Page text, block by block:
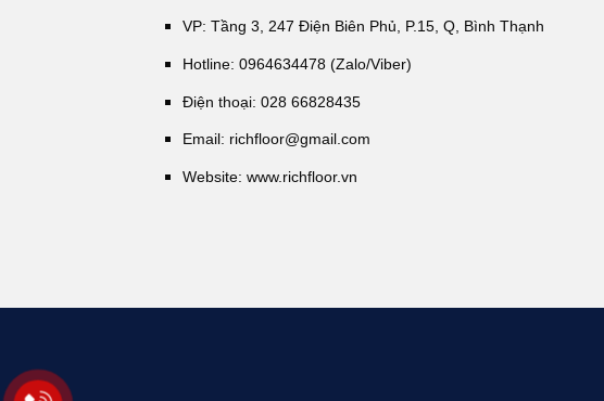
VP: Tầng 3, 247 Điện Biên Phủ, P.15, Q, Bình Thạnh
Hotline: 0964634478 (Zalo/Viber)
Điện thoại: 028 66828435
Email: richfloor@gmail.com
Website: www.richfloor.vn